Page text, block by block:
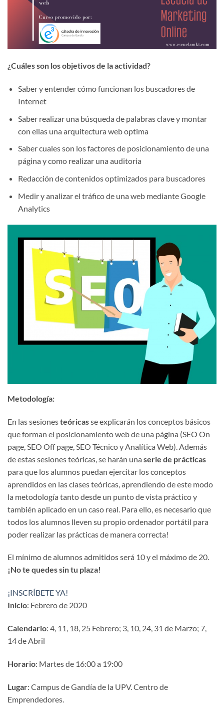
¿Cuáles son los objetivos de la actividad?
Saber y entender cómo funcionan los buscadores de
Internet
Saber realizar una búsqueda de palabras clave y montar
con ellas una arquitectura web optima
Saber cuales son los factores de posicionamiento de una
página y como realizar una auditoria
Redacción de contenidos optimizados para buscadores
Medir y analizar el tráfico de una web mediante Google
Analytics
Metodología:
En las sesionesteóricasse explicarán los conceptos básicos
que forman el posicionamiento web de una página (SEO On
page, SEO Off page, SEO Técnico y Analítica Web). Además
de estas sesiones teóricas, se harán una serie de prácticas
para que los alumnos puedan ejercitar los conceptos
aprendidos en las clases teóricas, aprendiendo de este modo
la metodología tanto desde un punto de vista práctico y
también aplicado en un caso real. Para ello, es necesario que
todos los alumnos lleven su propio ordenador portátil para
poder realizar las prácticas de manera correcta!
El mínimo de alumnos admitidos será 10 y el máximo de 20.
¡No te quedes sin tu plaza!
¡INSCRÍBETE YA!
Inicio: Febrero de 2020
Calendario: 4, 11, 18, 25 Febrero; 3, 10, 24, 31 de Marzo; 7,
14 de Abril
Horario: Martes de 16:00 a 19:00
Lugar: Campus de Gandía de la UPV. Centro de
Emprendedores.